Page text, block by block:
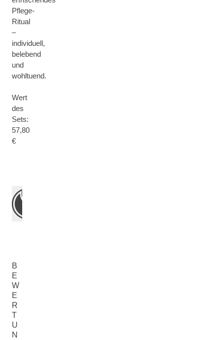
Pflege-
Ritual
–
individuell,
belebend
und
wohltuend.
Wert
des
Sets:
57,80
€
B
E
W
E
R
T
U
N